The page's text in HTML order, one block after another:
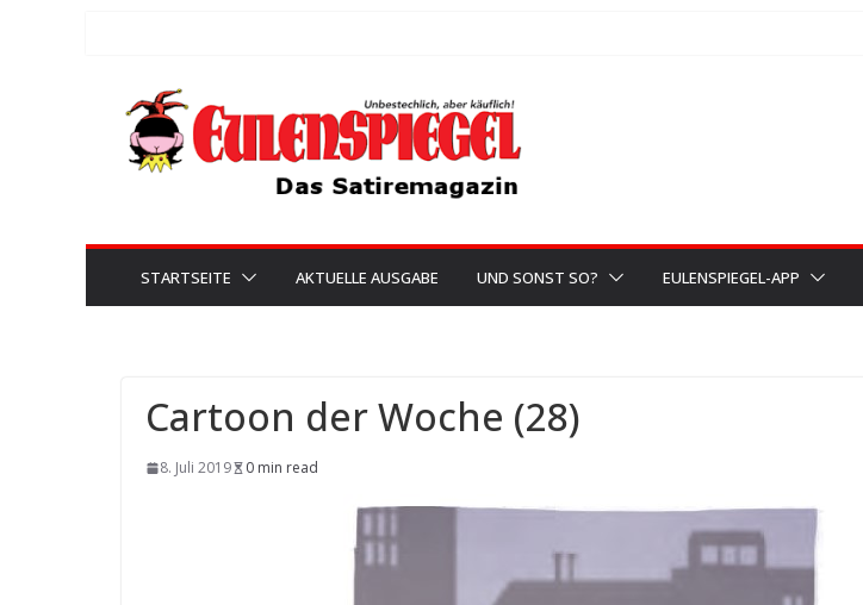
springen
STARTSEITE AKTUELLE AUSGABE UND SONST SO? EULENSPIEGEL-APP
Cartoon der Woche (28)
8. Juli 2019 0 min read